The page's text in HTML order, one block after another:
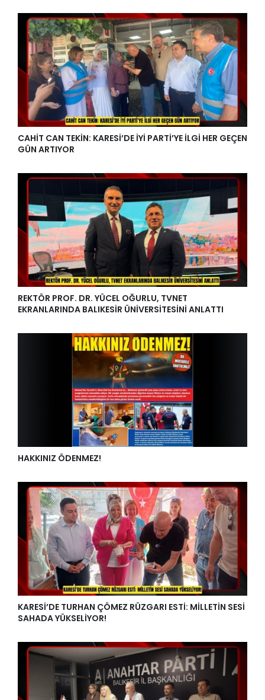
CAHİT CAN TEKİN: KARESİ’DE İYİ PARTİ’YE İLGİ HER GEÇEN
GÜN ARTIYOR
REKTÖR PROF. DR. YÜCEL OĞURLU, TVNET
EKRANLARINDA BALIKESİR ÜNİVERSİTESİNİ ANLATTI
HAKKINIZ ÖDENMEZ!
KARESİ’DE TURHAN ÇÖMEZ RÜZGARI ESTİ: MİLLETİN SESİ
SAHADA YÜKSELİYOR!